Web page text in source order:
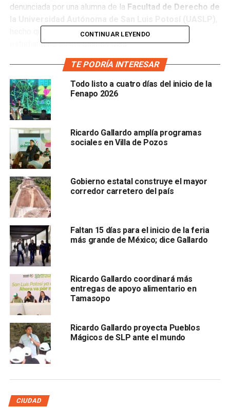
denunciada por una alumna de la Facultad de Derecho de
hecho que provocó una ola de manifestaciones
estudiantiles en los últimos días.
A través de sus redes sociales, el mandatario dio a
conocer que el detenido fue identificado como Santiago
“N”, y señaló que las autoridades ya tienen
identificados a los demás involucrados
“Me acaba de informar la Fiscalía General del Estado que
ya fue detenido Santiago “N”, un presunto involucrado en la
denuncia por violación en un plantel universitario de
nuestra capital y que están plenamente identificados los
otros acusados”, publicó Gallardo en su cuenta oficial de
Facebook.
El gobernador agradeció a la Fiscalía “por actuar rápido y
con determinación”, y reiteró que su administración
mantienerespaldo total a la víctima, su familia y la
comunidad universitaria
“Nuestro compromiso como Gobierno es claro: respaldo
comunidad universitaria. No están solos. En San Luis
Potosí: cero tolerancia a la violencia de género”, añadió.
CONTINUAR LEYENDO
TE PODRÍA INTERESAR
Todo listo a cuatro días del inicio de la
Fenapo 2026
Ricardo Gallardo amplía programas
sociales en Villa de Pozos
Gobierno estatal construye el mayor
corredor carretero del país
Faltan 15 días para el inicio de la feria
más grande de México; dice Gallardo
Ricardo Gallardo coordinará más
entregas de apoyo alimentario en
Tamasopo
Ricardo Gallardo proyecta Pueblos
Mágicos de SLP ante el mundo
CIUDAD